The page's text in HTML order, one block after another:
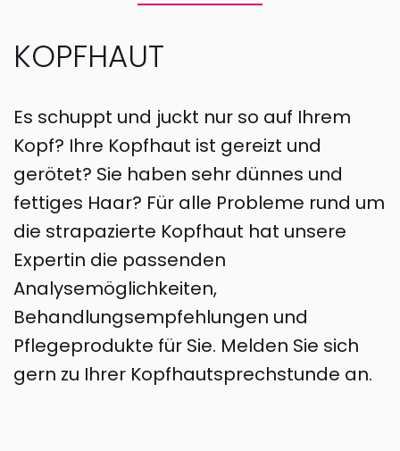
KOPFHAUT
Es schuppt und juckt nur so auf Ihrem
Kopf? Ihre Kopfhaut ist gereizt und
gerötet? Sie haben sehr dünnes und
fettiges Haar? Für alle Probleme rund um
die strapazierte Kopfhaut hat unsere
Expertin die passenden
Analysemöglichkeiten,
Behandlungsempfehlungen und
Pflegeprodukte für Sie. Melden Sie sich
gern zu Ihrer Kopfhautsprechstunde an.